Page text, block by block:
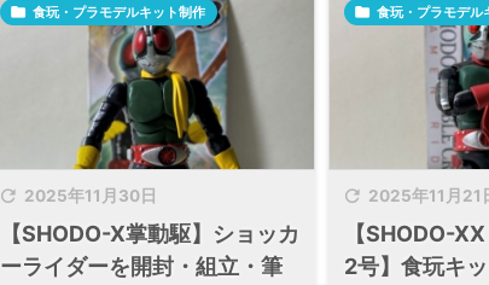
 2025年11月30日
 食玩・プラモデルキット制作
【SHODO-X掌動駆】ショッカ
ーライダーを開封・組立・筆
 2025年11月21
 食玩・プラモデル
【SHODO-
2号】食玩キ